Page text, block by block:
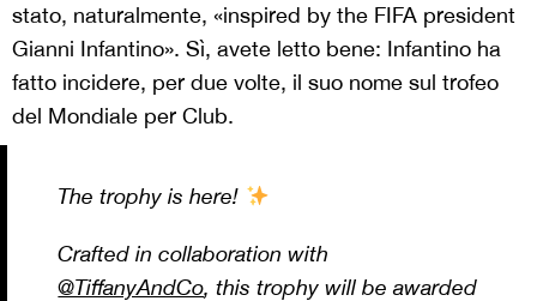
stato, naturalmente, «inspired by the FIFA president
Gianni Infantino». Sì, avete letto bene: Infantino ha
fatto incidere, per due volte, il suo nome sul trofeo
del Mondiale per Club.
The trophy is here!
Crafted in collaboration with
@TiffanyAndCo, this trophy will be awarded